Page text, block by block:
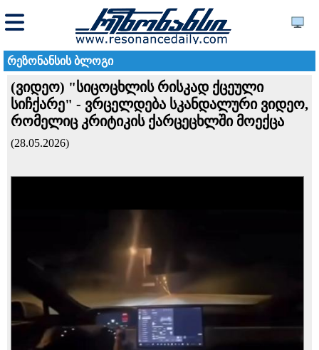
რეზონანსის ბლოგი
(ვიდეო) "სიცოცხლის რისკად ქცეული
სიჩქარე" - ვრცელდება სკანდალური ვიდეო,
რომელიც კრიტიკის ქარცეცხლში მოექცა
(28.05.2026)